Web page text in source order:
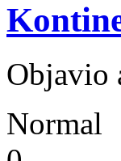
Objavio
Normal